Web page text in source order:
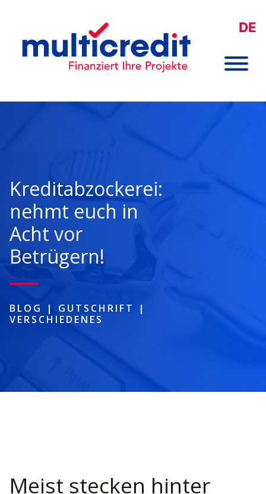
DE
Kreditabzockerei:
nehmt euch in
Acht vor
Betrügern!
BLOG | GUTSCHRIFT
|
VERSCHIEDENES
Meist stecken hinter